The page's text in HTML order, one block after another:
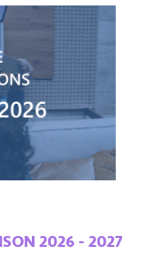
2026 - 2027